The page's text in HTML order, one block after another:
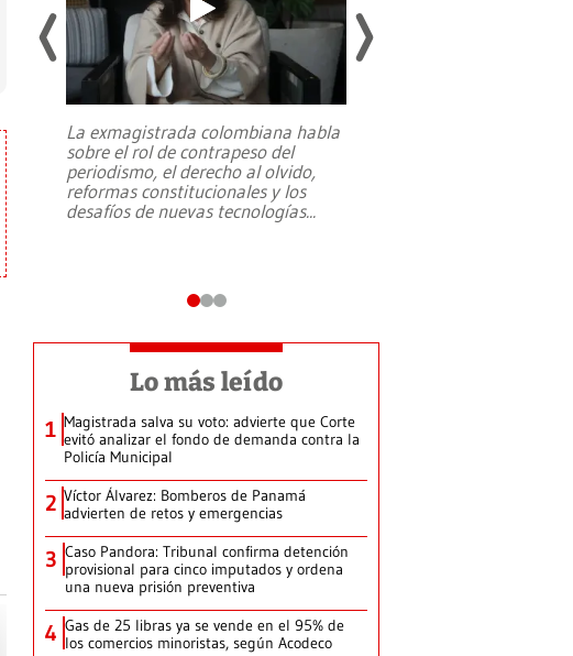
La exmagistrada colombiana habla
sobre el rol de contrapeso del
periodismo, el derecho al olvido,
reformas constitucionales y los
desafíos de nuevas tecnologías...
Lo más leído
1 Magistrada salva su voto: advierte que Corte
evitó analizar el fondo de demanda contra la
Policía Municipal
2 Víctor Álvarez: Bomberos de Panamá
advierten de retos y emergencias
3 Caso Pandora: Tribunal confirma detención
provisional para cinco imputados y ordena
una nueva prisión preventiva
4 Gas de 25 libras ya se vende en el 95% de
los comercios minoristas, según Acodeco